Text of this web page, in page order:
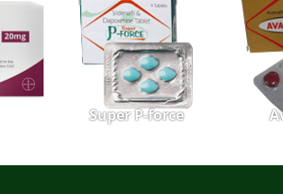
Super P-force